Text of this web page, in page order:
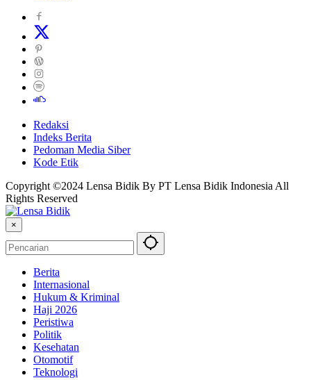
Redaksi
Indeks Berita
Pedoman Media Siber
Kode Etik
Copyright ©2024 Lensa Bidik By PT Lensa Bidik Indonesia All
Rights Reserved
×
Berita
Internasional
Hukum & Kriminal
Haji 2026
Peristiwa
Politik
Kesehatan
Otomotif
Teknologi